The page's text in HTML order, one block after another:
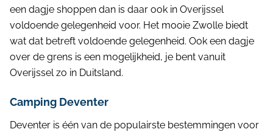
een dagje shoppen dan is daar ook in Overijssel
voldoende gelegenheid voor. Het mooie Zwolle biedt
wat dat betreft voldoende gelegenheid. Ook een dagje
over de grens is een mogelijkheid, je bent vanuit
Overijssel zo in Duitsland.
Camping Deventer
Deventer is één van de populairste bestemmingen voor